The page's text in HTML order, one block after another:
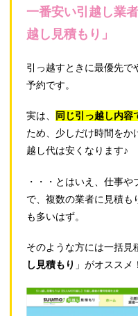
一番安い引越し業
越し見積もり」
引っ越すときに最優先で
予約です。
実は、
同じ引っ越し内容
ため、少しだけ時間をか
越し代は安くなります♪
・・・とはいえ、仕事
で、複数の業者に見積も
も多いはず。
そのような方には一括見
し見積もり 」がオススメ！